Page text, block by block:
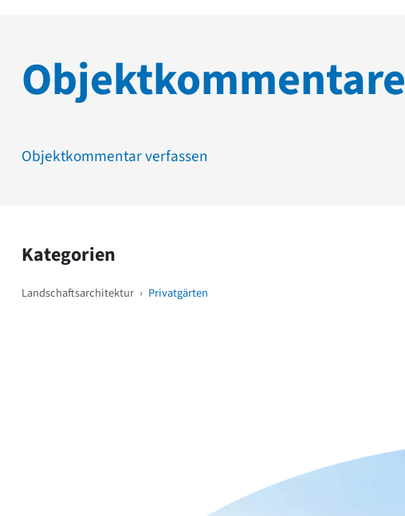
Objektkommentare
Objektkommentar verfassen
Kategorien
Landschaftsarchitektur › Privatgärten